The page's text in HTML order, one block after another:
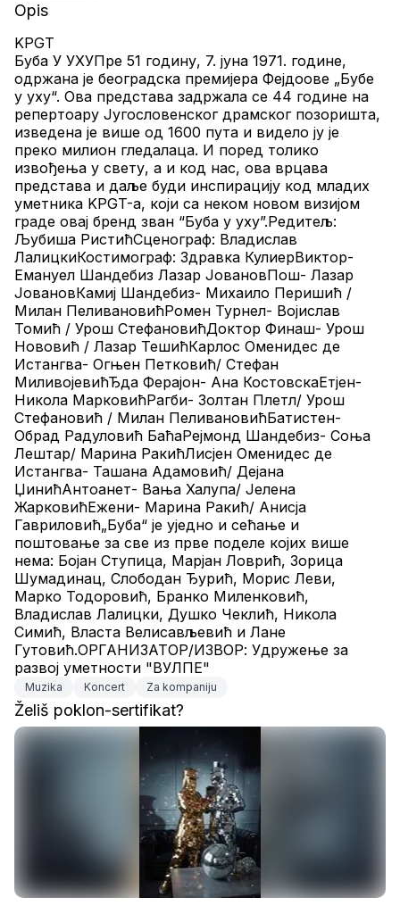
Opis
KPGT
Буба У УХУПре 51 годину, 7. јуна 1971. године,
одржана је београдска премијера Фејдоове „Бубе
у уху“. Ова представа задржала се 44 године на
репертоару Југословенског драмског позоришта,
изведена је више од 1600 пута и видело ју је
преко милион гледалаца. И поред толико
извођења у свету, а и код нас, ова врцава
представа и даље буди инспирацију код младих
уметника KPGT-а, који са неком новом визијом
граде овај бренд зван “Буба у уху”.Редитељ:
Љубиша РистићСценограф: Владислав
ЛалицкиКостимограф: Здравка КулиерВиктор-
Емануел Шандебиз Лазар ЈовановПош- Лазар
ЈовановКамиј Шандебиз- Михаило Перишић /
Милан ПеливановићРомен Турнел- Војислав
Томић / Урош СтефановићДоктор Финаш- Урош
Нововић / Лазар ТешићКарлос Оменидес де
Истангва- Огњен Петковић/ Стефан
МиливојевићЂда Ферајон- Ана КостовскаЕтјен-
Никола МарковићРагби- Золтан Плетл/ Урош
Стефановић / Милан ПеливановићБатистен-
Обрад Радуловић БаћаРејмонд Шандебиз- Соња
Лештар/ Марина РакићЛисјен Оменидес де
Истангва- Ташана Адамовић/ Дејана
ЏинићАнтоанет- Вања Халупа/ Јелена
ЖарковићЕжени- Марина Ракић/ Анисја
Гавриловић„Буба“ је уједно и сећање и
поштовање за све из прве поделе којих више
нема: Бојан Ступица, Марјан Ловрић, Зорица
Шумадинац, Слободан Ђурић, Морис Леви,
Марко Тодоровић, Бранко Миленковић,
Владислав Лалицки, Душко Чеклић, Никола
Симић, Власта Велисављевић и Лане
Гутовић.ОРГАНИЗАТОР/ИЗВОР: Удружење за
развој уметности "ВУЛПЕ"
Muzika Koncert Za kompaniju
Želiš poklon-sertifikat?